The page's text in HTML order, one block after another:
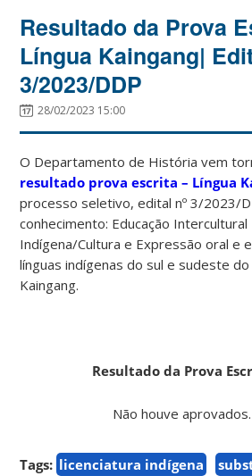
Resultado da Prova
Língua Kaingang|
3/2023/DDP
28/02/2023 15:00
O Departamento de História vem
resultado prova escrita – Língua
processo seletivo, edital nº 3/2023/
conhecimento: Educação Intercultural
Indígena/Cultura e Expressão orale
línguas indígenas do sul e sudeste do
Kaingang.
Resultado da Prova
Não houve aprovados.
Tags: licenciatura indígena